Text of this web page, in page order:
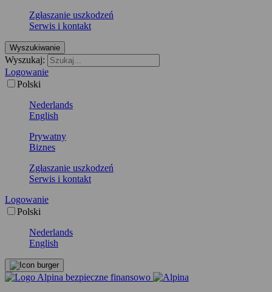
Zgłaszanie uszkodzeń
Serwis i kontakt
Wyszukiwanie
Wyszukaj:
Logowanie
Polski
Nederlands
English
Prywatny
Biznes
Zgłaszanie uszkodzeń
Serwis i kontakt
Logowanie
Polski
Nederlands
English